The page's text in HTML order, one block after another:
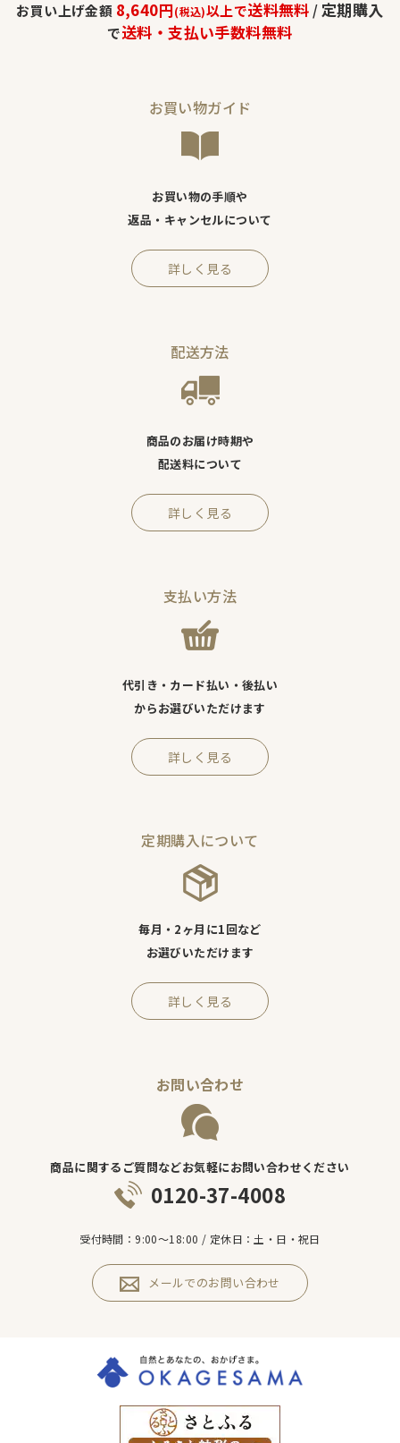
お買い上げ金額 8,640円(税込)以上で送料無料 /定期購入
で送料・支払い手数料無料
お買い物ガイド
お買い物の手順や
返品・キャンセルについて
詳しく見る
配送方法
商品のお届け時期や
配送料について
詳しく見る
支払い方法
代引き・カード払い・後払い
からお選びいただけます
詳しく見る
定期購入について
毎月・2ヶ月に1回など
お選びいただけます
詳しく見る
お問い合わせ
商品に関するご質問などお気軽にお問い合わせください
0120-37-4008
受付時間：9:00～18:00 / 定休日：土・日・祝日
メールでのお問い合わせ